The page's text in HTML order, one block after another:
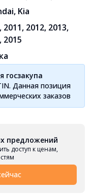
Kia
2011, 2012, 2013,
2015
госзакупа
Данная позиция
заказов
предложений
доступ к ценам,